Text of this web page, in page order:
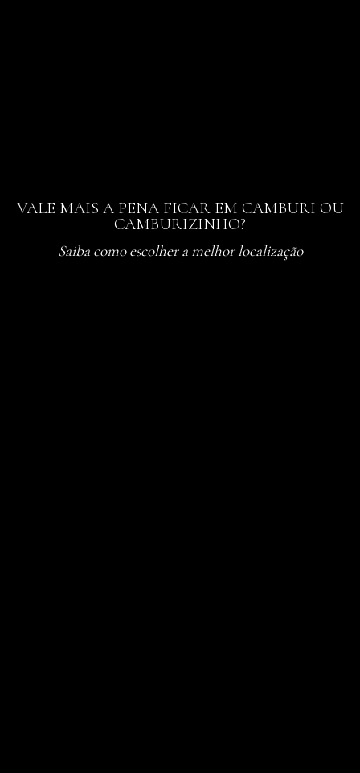
VALE MAIS A PENA FICAR EM CAMBURI OU
CAMBURIZINHO?
Saiba como escolher a melhor localização